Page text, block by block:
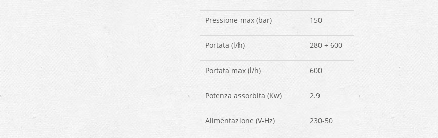
Pressione max (bar) 150
Portata (l/h) 280 ÷ 600
Portata max (l/h) 600
Potenza assorbita (Kw) 2.9
Alimentazione (V-Hz) 230-50